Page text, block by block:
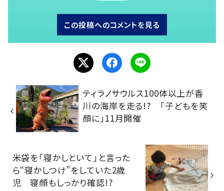
この投稿へのコメントを見る
ティラノサウルス100体以上が香
川の海岸を走る!? 「子どもを笑
顔に」11月開催
米袋を「寝かしといて」と言った
ら“寝かしつけ”をしていた2歳
児 寝顔もしっかり確認!?